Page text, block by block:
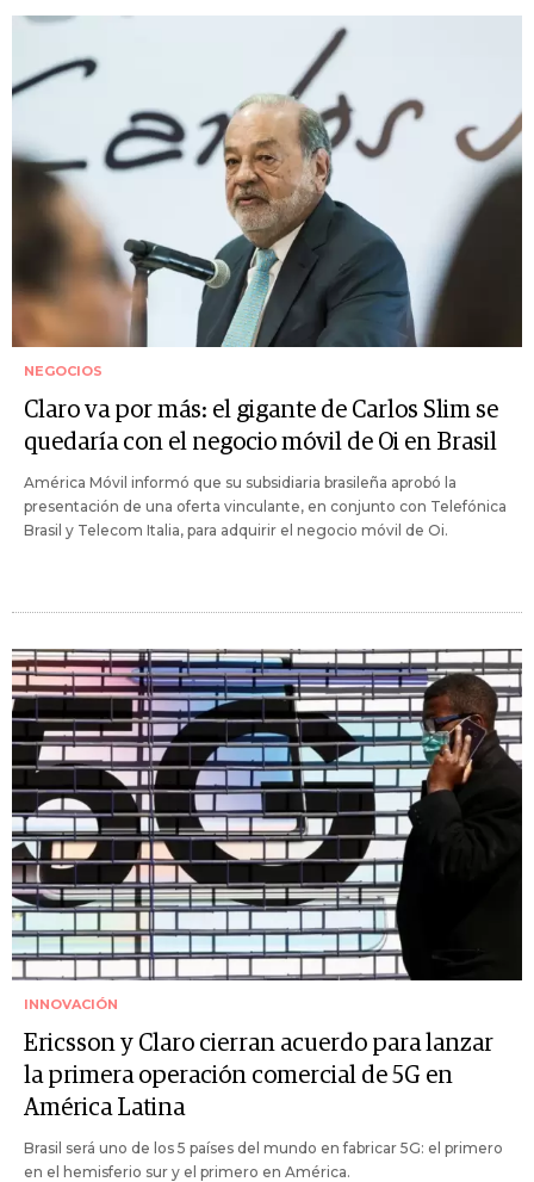
NEGOCIOS
Claro va por más: el gigante de Carlos Slim se
quedaría con el negocio móvil de Oi en Brasil
América Móvil informó que su subsidiaria brasileña aprobó la
presentación de una oferta vinculante, en conjunto con Telefónica
Brasil y Telecom Italia, para adquirir el negocio móvil de Oi.
INNOVACIÓN
Ericsson y Claro cierran acuerdo para lanzar
la primera operación comercial de 5G en
América Latina
Brasil será uno de los 5 países del mundo en fabricar 5G: el primero
en el hemisferio sur y el primero en América.